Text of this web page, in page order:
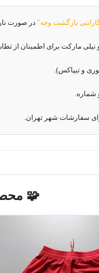
بازگشت وجه" در صورت
مارکت برای اطمینان از
شماره.
سفارشات شهر تهران.
🧩